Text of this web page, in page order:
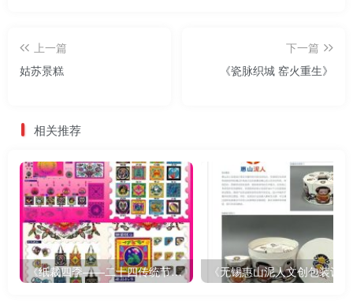
上一篇
姑苏景糕
下一篇
《瓷脉织城 窑火重生》
相关推荐
《纸裁四季——二十四传统节气文创设计》 《无锡惠山泥人文创包装设